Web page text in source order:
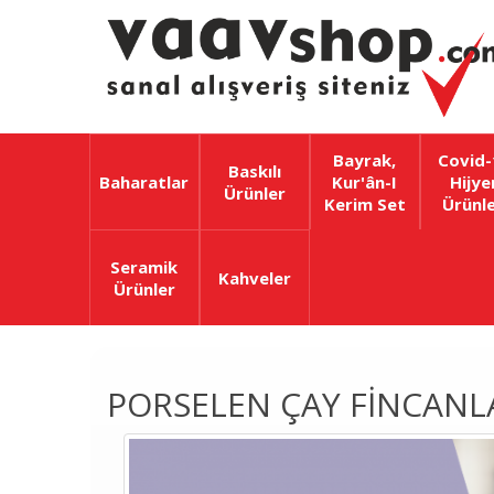
Baharatlar
Baskılı
Ürünler
Bayrak,
Kur'ân-I
Kerim Set
Seramik
Ürünler
Kahveler
PORSELEN ÇAY